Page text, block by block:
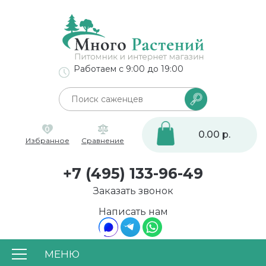
МЕНЮ
Написать нам
Работаем с 9:00 до 19:00
0
Избранное
Сравнение
0.00 р.
+7 (495) 133-96-49
Заказать звонок